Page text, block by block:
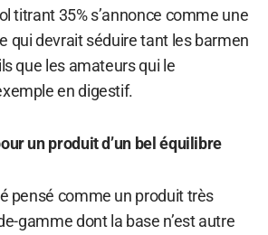
titrant 35% s’annonce comme une
qui devrait séduire tant les barmen
que les amateurs qui le
en digestif.
un produit d’un bel équilibre
pensé comme un produit très
gamme dont la base n’est autre